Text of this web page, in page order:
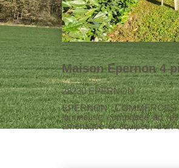
Maison Epernon 4
28230 EPERNON
EPERNON COMMERCES ET
lumineuse composée au
aménagée et équipée, d'un